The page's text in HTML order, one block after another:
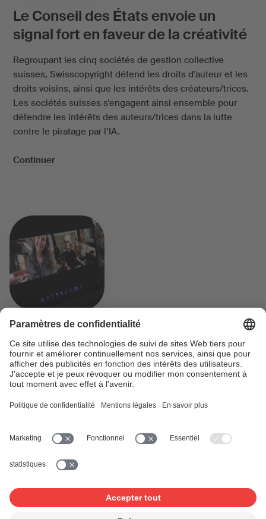
Le Conseil des États envoie un
signal fort en faveur de la créativité
Regroupant les cinq sociétés de gestion collective
suisses, Swisscopyright défend les droits d’auteur et les
droits voisins, ainsi que les intérêts des créateurs/trices.
Les sociétés suisses s’engagent ainsi ensemble pour
défendre les intérêts des auteurs/trices dans la lutte
contre le piratage par l’IA.
Continuer
«Voyage»: du camp de composition
de chansons SUISA au Concours
Eurovision de la Chanson
sol, est une affaire locale: «Voyage» a été composée lors
et Tom Oehler, membres SUISA, en collaboration avec la